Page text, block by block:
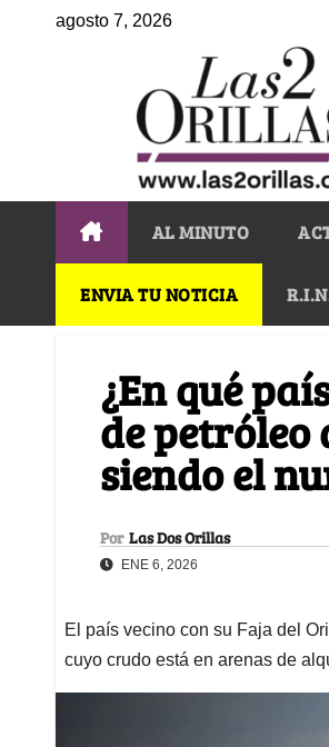
agosto 7, 2026
AL MINUTO
ENVIA TU NOTICIA
¿En qué
de petróleo
siendo el
Por Las Dos Orillas
ENE 6, 2026
El país vecino con su Faja del
cuyo crudo está en arenas de